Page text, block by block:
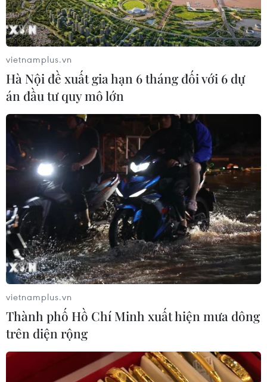
vietnamplus.vn
Hà Nội đề xuất gia hạn 6 tháng đối với 6 dự
án đầu tư quy mô lớn
vietnamplus.vn
Thành phố Hồ Chí Minh xuất hiện mưa dông
trên diện rộng